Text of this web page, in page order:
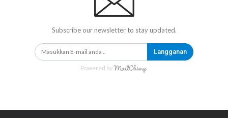
Subscribe our newsletter to stay updated.
Langganan
Powered by